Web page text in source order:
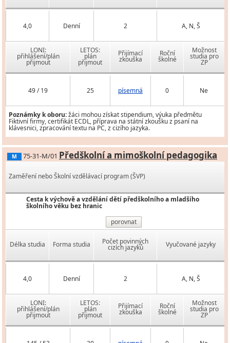
4,0 Denní 2 A, N, Š
LONI:
přihlášení/plán
přijmout
LETOS:
plán
přijmout
Přijímací
zkouška
Roční
školné
Možnost
studia pro
ZP
49 / 19 25 písemná 0 Ne
Poznámky k oboru:žáci mohou získat stipendium, výuka předmětu
Fiktivní firmy, certifikát ECDL, příprava na státní zkoušku z psaní na
klávesnici, zpracování textu na PC, z cizího jazyka.
M 75-31-M/01 Předškolní a mimoškolní pedagogika
Zaměření nebo Školní vzdělávací program (ŠVP)
Cesta k výchově a vzdělání dětí předškolního a mladšího
školního věku bez hranic
porovnat
Délka studia Forma studia Počet povinných
cizích jazyků Vyučované jazyky
4,0 Denní 2 A, N, Š
LONI:
přihlášení/plán
přijmout
LETOS:
plán
přijmout
Přijímací
zkouška
Roční
školné
Možnost
studia pro
ZP